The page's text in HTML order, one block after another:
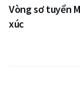
Vòng sơ tuyển
xúc